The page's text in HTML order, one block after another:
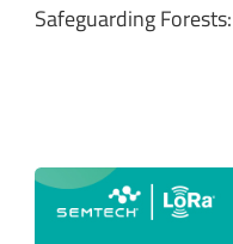
Safeguarding